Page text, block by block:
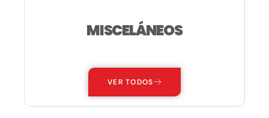
MISCELÁNEOS
VER TODOS